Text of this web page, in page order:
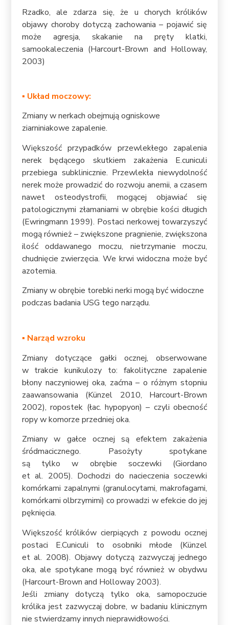
Rzadko, ale zdarza się, że u chorych królików
objawy choroby dotyczą zachowania – pojawić się
może agresja, skakanie na pręty klatki,
samookaleczenia (Harcourt-Brown and Holloway,
2003)
▪ Układ moczowy:
Zmiany w nerkach obejmują ogniskowe
ziarniniakowe zapalenie.
Większość przypadków przewlekłego zapalenia
nerek będącego skutkiem zakażenia E.cuniculi
przebiega subklinicznie. Przewlekła niewydolność
nerek może prowadzić do rozwoju anemii, a czasem
nawet osteodystrofii, mogącej objawiać się
patologicznymi złamaniami w obrębie kości długich
(Ewringmann 1999). Postaci nerkowej towarzyszyć
mogą również – zwiększone pragnienie, zwiększona
ilość oddawanego moczu, nietrzymanie moczu,
chudnięcie zwierzęcia. We krwi widoczna może być
azotemia.
Zmiany w obrębie torebki nerki mogą być widoczne
podczas badania USG tego narządu.
▪ Narząd wzroku
Zmiany dotyczące gałki ocznej, obserwowane
w trakcie kunikulozy to: fakolityczne zapalenie
błony naczyniowej oka, zaćma – o różnym stopniu
zaawansowania (Künzel 2010, Harcourt-Brown
2002), ropostek (łac. hypopyon) – czyli obecność
ropy w komorze przedniej oka.
Zmiany w gałce ocznej są efektem zakażenia
śródmacicznego. Pasożyty spotykane
są tylko w obrębie soczewki (Giordano
et al. 2005). Dochodzi do nacieczenia soczewki
komórkami zapalnymi (granulocytami, makrofagami,
komórkami olbrzymimi) co prowadzi w efekcie do jej
pęknięcia.
Większość królików cierpiących z powodu ocznej
postaci E.Cuniculi to osobniki młode (Künzel
et al. 2008). Objawy dotyczą zazwyczaj jednego
oka, ale spotykane mogą być również w obydwu
(Harcourt-Brown and Holloway 2003).
Jeśli zmiany dotyczą tylko oka, samopoczucie
królika jest zazwyczaj dobre, w badaniu klinicznym
nie stwierdzamy innych nieprawidłowości.